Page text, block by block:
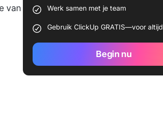
van
Werk samen met je team
Gebruik ClickUp GRATIS—voor altijd
Begin nu